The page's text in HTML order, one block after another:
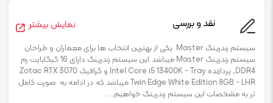
نقد و بررسی نمایش بیشتر
سیستم رندرینگ Master یکی از بهترین انتخاب ها برای معماران و طراحان
سیستم رندرینگ Master میباشد.این سیستم رندرینگ دارای 16 گیگابایت رم
DDR4, پردازنده Intel Core i5 13400K - Tray و گرافیک Zotac RTX 3070
Twin Edge White Edition 8GB - LHR میباشد که در ادامه به صورت کامل
تر به مشخصات این سیستم رندرینگ خواهیم...